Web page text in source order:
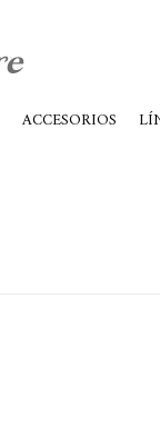
ACCESORIOS